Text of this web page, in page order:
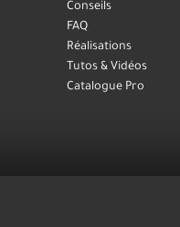
Conseils
FAQ
Réalisations
Tutos & Vidéos
Catalogue Pro